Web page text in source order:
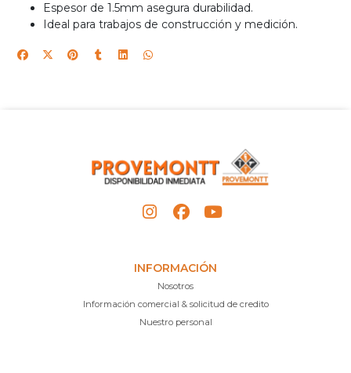
Espesor de 1.5mm asegura durabilidad.
Ideal para trabajos de construcción y medición.
INFORMACIÓN
Nosotros
Información comercial & solicitud de credito
Nuestro personal